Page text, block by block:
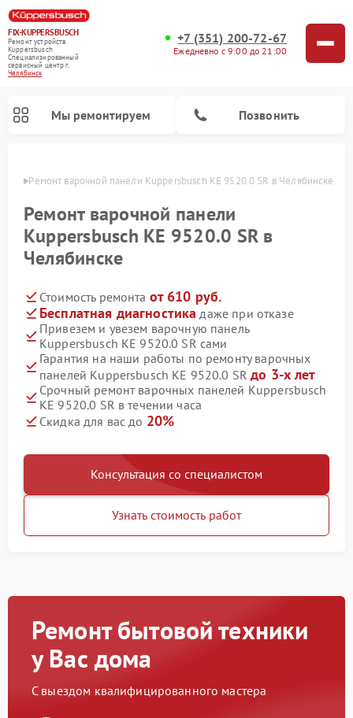
FIX-KUPPERSBUSCH
Ремонт устройств
Kuppersbusch
Специализированный
cервисный центр г.
Челябинск
+7 (351) 200-72-67
Ежедневно с 9:00 до 21:00
Мы ремонтируем Позвонить
Ремонт варочной панели Kuppersbusch KE 9520.0 SR в Челябинске
Ремонт варочной панели
Kuppersbusch KE 9520.0 SR в
Челябинске
Стоимость ремонта от 610 руб.
Бесплатная диагностика даже при отказе
Привезем и увезем варочную панель
Kuppersbusch KE 9520.0 SR сами
Гарантия на наши работы по ремонту варочных
панелей Kuppersbusch KE 9520.0 SRдо 3-х лет
Срочный ремонт варочных панелей Kuppersbusch
KE 9520.0 SR в течении часа
Скидка для вас до 20%
Консультация со специалистом
Узнать стоимость работ
Ремонт бытовой техники
у Вас дома
С выездом квалифицированного мастера